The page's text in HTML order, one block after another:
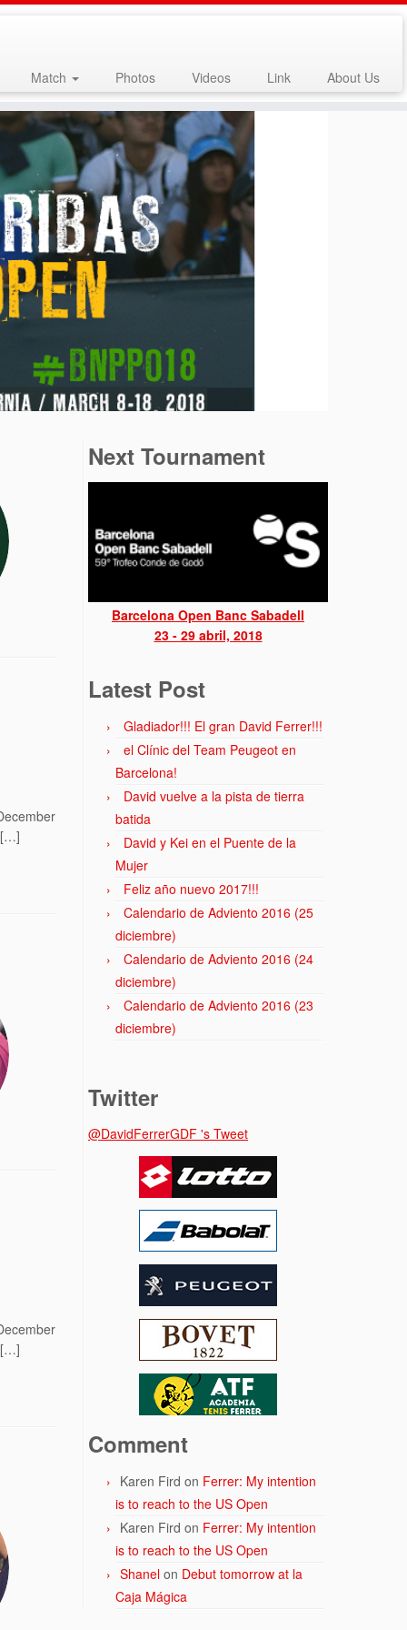
Match Photos Videos Link About Us
[…]
[…]
Next Tournament
Barcelona Open Banc Sabadell
23 - 29 abril, 2018
Latest Post
Gladiador!!! El gran David Ferrer!!!
el Clínic del Team Peugeot en
Barcelona!
David vuelve a la pista de tierra
batida
David y Kei en el Puente de la
Mujer
Feliz año nuevo 2017!!!
Calendario de Adviento 2016 (25
diciembre)
Calendario de Adviento 2016 (24
diciembre)
Calendario de Adviento 2016 (23
diciembre)
Twitter
@DavidFerrerGDF 's Tweet
Comment
Karen Fird on Ferrer: My intention
is to reach to the US Open
Karen Fird on Ferrer: My intention
is to reach to the US Open
Shanel on Debut tomorrow at la
Caja Mágica